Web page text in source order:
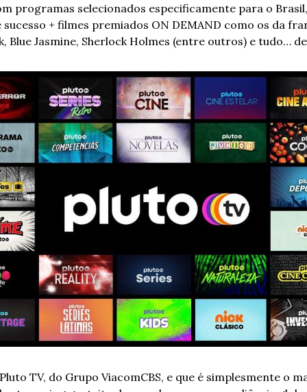
programas selecionados especificamente para o
sucesso + filmes premiados ON DEMAND como os da
Blue Jasmine, Sherlock Holmes (entre outros) e tudo…
TV, do Grupo ViacomCBS, e que é simplesmente o